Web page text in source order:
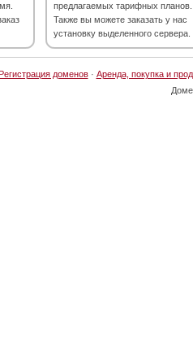
предлагаемых тарифных планов.
Также вы можете заказать у нас
установку выделенного сервера.
доменов· Аренда, покупка и